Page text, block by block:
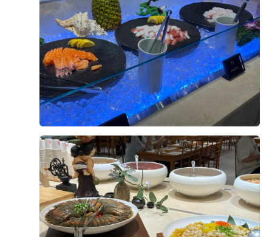
도, 경의중앙선이 모두 연결되어 있어 대중교통 접근성이
뛰어났고, 지하철 출구와 바로 연결되어 있어서 하객분들
이 길 찾기에도 정말 수월했습니다. 다만 연결된 출구가 공
항철도 쪽 출구라 역사 내부에서 조금 걸어야 하는 편,,, 그
래도 요즘 같은 여름이나 겨울에 밖에서 땡볕이나 추위를
겪지 않고 실내 역사로만 이동할 수 있다는 점을 생각하면
좋지 않은가용,,,?^_^ ​ 홀 분위기 및 꽃장식 어두운 홀 스타
일이라 입장이 시작되면 신부에게 시선이 딱 집중되는 느
낌이 좋았습니다. 특히 버진로드를 따라 걸어갈 때 걸음에
맞춰 위에서 샹들리에가 하나씩 내려오는 연출이 정말 예
뻤습니다. 버진로드 입구 꽃장식은 사전에 봤을 때 혹시나
색감이 살짝 촌스럽지 않을까 걱정했었는데 (이전에 저도
상담 받으러 갔을 때였나 홀투어 했을 때였나 굉장히 촌스
럽다는 느낌을 받은 적 있어서,,,) 본식 당일에는 연핑크,
화이트, 그린 조합으로 아주 깔끔하게 세팅되어 있어 만족
스러웠습니다. ​ 커튼 입장 관련 주의사항 (꿀팁!) 입장은 커
후기가 도움이 되었나요? 0
밍또1 예식후기
2026-07-21 31명 읽음 + 카페
+1